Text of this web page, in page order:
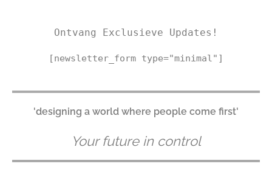
Ontvang Exclusieve Updates!
[newsletter_form type="minimal"]
'designing a world where people come first'
Your future in control